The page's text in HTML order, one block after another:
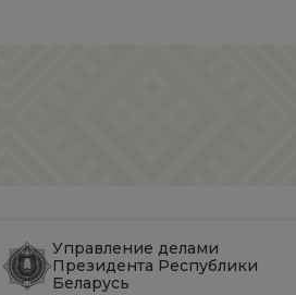
Управление делами
Президента Республики
Беларусь